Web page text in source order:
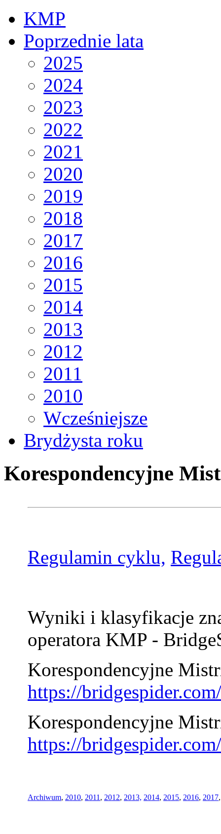
KMP
Poprzednie lata
2025
2024
2023
2022
2021
2020
2019
2018
2017
2016
2015
2014
2013
2012
2011
2010
Wcześniejsze
Brydżysta roku
Korespondencyjne
Regulamin cyklu,
Wyniki i klasyfikacje
operatora KMP -
Korespondencyjne
https://
Korespondencyjne
https://
Archiwum, 2010, 2011 , 2012, 2013, 2014, 2015, 2016, 2017